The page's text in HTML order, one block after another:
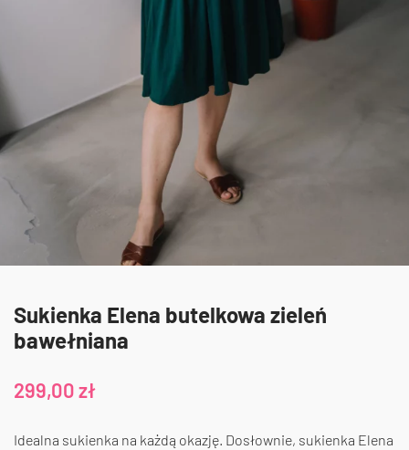
Sukienka Elena butelkowa zieleń
bawełniana
299,00zł
Idealna sukienka na każdą okazję. Dosłownie, sukienka Elena